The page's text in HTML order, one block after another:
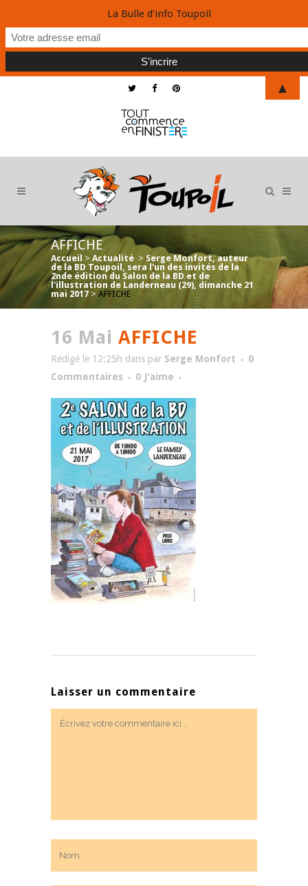
AFFICHE
Accueil > Actualité > Serge Monfort, auteur
de la BD Toupoil, sera l'un des invités de la
2nde édition du Salon de la BD et de
l'illustration de Landerneau (29), dimanche 21
mai 2017 > AFFICHE
16 Mai AFFICHE
Rédigé le 12:25h dans par Serge Monfort
0
Commentaires
0 J'aime
Laisser un commentaire
La Bulle d'info Toupoil
▲